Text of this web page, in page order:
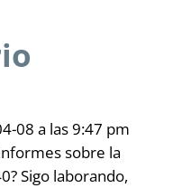
08 a las 9:47 pm
sobre la
Sigo laborando,